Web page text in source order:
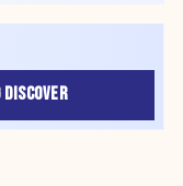
DISCOVER